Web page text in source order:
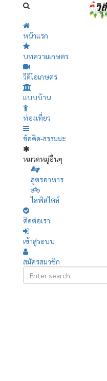
หน้าแรก
บทความเกษตร
วีดีโอเกษตร
แบบบ้าน
ท่องเที่ยว
ข้อคิด-ธรรมมะ
หมวดหมู่อื่นๆ
สูตรอาหาร
ไลฟ์สไตล์
ติดต่อเรา
เข้าสู่ระบบ
สมัครสมาชิก